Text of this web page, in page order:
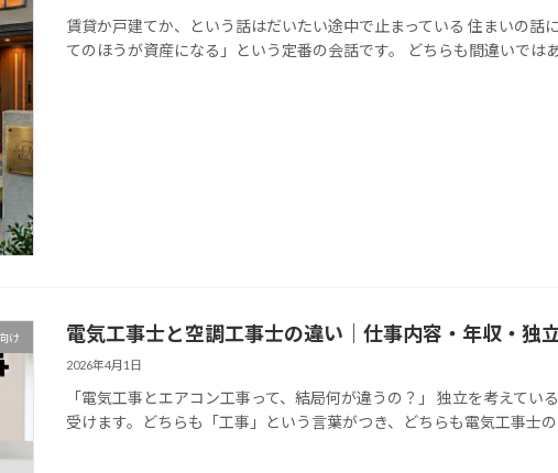
賃貸か戸建てか、という話はだいたい途中で止まっている 住まいの
てのほうが資産になる」という定番の会話です。 どちらも間違いでは
け 電気工事士と空調工事士の違い｜仕事内容・年収・独
2026年4月1日
「電気工事とエアコン工事って、結局何が違うの？」 独立を考えて
受けます。どちらも「工事」という言葉がつき、どちらも電気工事士